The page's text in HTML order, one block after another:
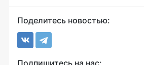
Поделитесь новостью:
Подпишитесь на нас: